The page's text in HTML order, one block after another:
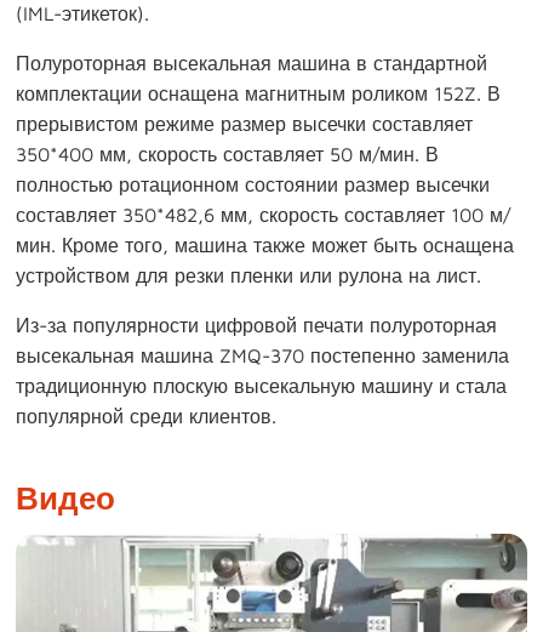
(IML-этикеток).
Полуроторная высекальная машина в стандартной
комплектации оснащена магнитным роликом 152Z. В
прерывистом режиме размер высечки составляет
350*400 мм, скорость составляет 50 м/мин. В
полностью ротационном состоянии размер высечки
составляет 350*482,6 мм, скорость составляет 100 м/
мин. Кроме того, машина также может быть оснащена
устройством для резки пленки или рулона на лист.
Из-за популярности цифровой печати полуроторная
высекальная машина ZMQ-370 постепенно заменила
традиционную плоскую высекальную машину и стала
популярной среди клиентов.
Видео